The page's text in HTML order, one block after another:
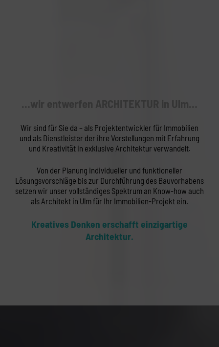
Wir sind für Sie da – als Projektentwickler für Immobilien
und als Dienstleister der ihre Vorstellungen mit Erfahrung
und Kreativität in exklusive Architektur verwandelt.
Von der Planung individueller und funktioneller
Lösungsvorschläge bis zur Durchführung des Bauvorhabens
setzen wir unser vollständiges Spektrum an Know-how auch
als Architekt in Ulm für Ihr Immobilien-Projekt ein.
Kreatives Denken erschafft einzigartige
Architektur.